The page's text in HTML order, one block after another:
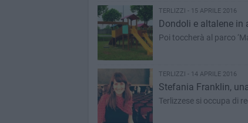
TERLIZZI - 15 APRILE 2016
Dondoli e altalene in
Poi toccherà al parco
TERLIZZI - 14 APRILE 2016
Stefania Franklin,
Terlizzese si occupa di